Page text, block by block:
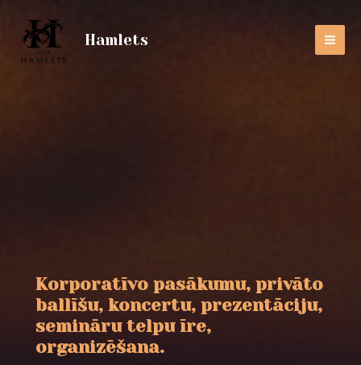
Hamlets
Korporatīvo pasākumu, privāto
ballīšu, koncertu, prezentāciju,
semināru telpu īre,
organizēšana.